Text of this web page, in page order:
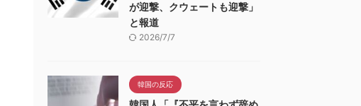
が迎撃、クウェートも迎撃」
と報道
2026/7/7
韓国の反応